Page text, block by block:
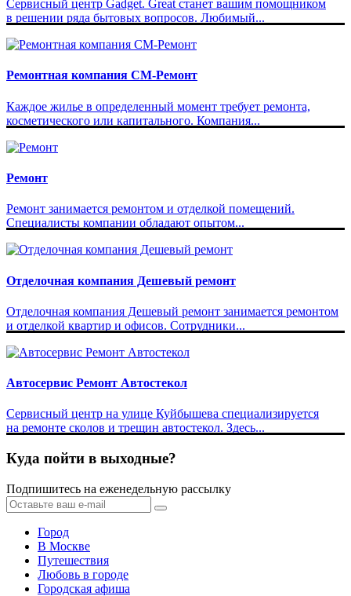
Сервисный центр Gadget. Great станет вашим помощником
в решении ряда бытовых вопросов. Любимый...
Ремонтная компания СМ-Ремонт
Каждое жилье в определенный момент требует ремонта,
косметического или капитального. Компания...
Ремонт
Ремонт занимается ремонтом и отделкой помещений.
Специалисты компании обладают опытом...
Отделочная компания Дешевый ремонт
Отделочная компания Дешевый ремонт занимается ремонтом
и отделкой квартир и офисов. Сотрудники...
Автосервис Ремонт Автостекол
Сервисный центр на улице Куйбышева специализируется
на ремонте сколов и трещин автостекол. Здесь...
Куда пойти в выходные?
Подпишитесь на еженедельную рассылку
Город
В Москве
Путешествия
Любовь в городе
Городская афиша